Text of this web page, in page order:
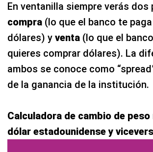
En ventanilla siempre verás dos
compra (lo que el banco te
dólares) y venta (lo que el
quieres comprar dólares). La
ambos se conoce como
de la ganancia de la institución.
Calculadora de cambio de peso
dólar estadounidense y